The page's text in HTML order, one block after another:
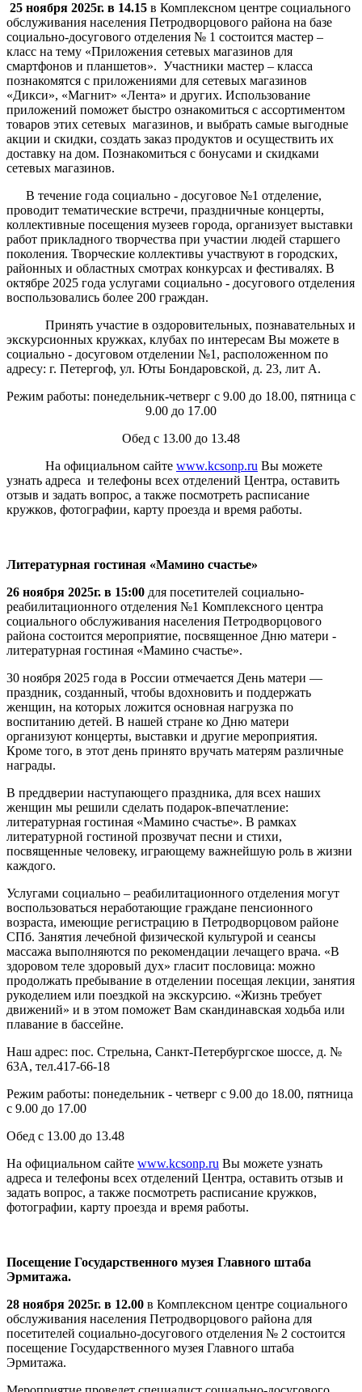
25 ноября 2025г. в 14.15 в Комплексном центре социального
обслуживания населения Петродворцового района на базе
социально-досугового отделения № 1 состоится мастер –
класс на тему «Приложения сетевых магазинов для
смартфонов и планшетов». Участники мастер – класса
познакомятся с приложениями для сетевых магазинов
«Дикси», «Магнит» «Лента» и других. Использование
приложений поможет быстро ознакомиться с ассортиментом
товаров этих сетевых магазинов, и выбрать самые выгодные
акции и скидки, создать заказ продуктов и осуществить их
доставку на дом. Познакомиться с бонусами и скидками
сетевых магазинов.
В течение года социально - досуговое №1 отделение,
проводит тематические встречи, праздничные концерты,
коллективные посещения музеев города, организует выставки
работ прикладного творчества при участии людей старшего
поколения. Творческие коллективы участвуют в городских,
районных и областных смотрах конкурсах и фестивалях. В
октябре 2025 года услугами социально - досугового отделения
воспользовались более 200 граждан.
Принять участие в оздоровительных, познавательных и
экскурсионных кружках, клубах по интересам Вы можете в
социально - досуговом отделении №1, расположенном по
адресу: г. Петергоф, ул. Юты Бондаровской, д. 23, лит А.
Режим работы: понедельник-четверг с 9.00 до 18.00, пятница с
9.00 до 17.00
Обед с 13.00 до 13.48
На официальном сайте www.kcsonp.ru Вы можете
узнать адреса и телефоны всех отделений Центра, оставить
отзыв и задать вопрос, а также посмотреть расписание
кружков, фотографии, карту проезда и время работы.
Литературная гостиная «Мамино счастье»
26 ноября 2025г. в 15:00 для посетителей социально-
реабилитационного отделения №1 Комплексного центра
социального обслуживания населения Петродворцового
района состоится мероприятие, посвященное Дню матери -
литературная гостиная «Мамино счастье».
30 ноября 2025 года в России отмечается День матери —
праздник, созданный, чтобы вдохновить и поддержать
женщин, на которых ложится основная нагрузка по
воспитанию детей. В нашей стране ко Дню матери
организуют концерты, выставки и другие мероприятия.
Кроме того, в этот день принято вручать матерям различные
награды.
В преддверии наступающего праздника, для всех наших
женщин мы решили сделать подарок-впечатление:
литературная гостиная «Мамино счастье». В рамках
литературной гостиной прозвучат песни и стихи,
посвященные человеку, играющему важнейшую роль в жизни
каждого.
Услугами социально – реабилитационного отделения могут
воспользоваться неработающие граждане пенсионного
возраста, имеющие регистрацию в Петродворцовом районе
СПб. Занятия лечебной физической культурой и сеансы
массажа выполняются по рекомендации лечащего врача. «В
здоровом теле здоровый дух» гласит пословица: можно
продолжать пребывание в отделении посещая лекции, занятия
рукоделием или поездкой на экскурсию. «Жизнь требует
движений» и в этом поможет Вам скандинавская ходьба или
плавание в бассейне.
Наш адрес: пос. Стрельна, Санкт-Петербургское шоссе, д. №
63А, тел.417-66-18
Режим работы: понедельник - четверг с 9.00 до 18.00, пятница
с 9.00 до 17.00
Обед с 13.00 до 13.48
На официальном сайте www.kcsonp.ru Вы можете узнать
адреса и телефоны всех отделений Центра, оставить отзыв и
задать вопрос, а также посмотреть расписание кружков,
фотографии, карту проезда и время работы.
Посещение Государственного музея Главного штаба
Эрмитажа.
28 ноября 2025г. в 12.00 в Комплексном центре социального
обслуживания населения Петродворцового района для
посетителей социально-досугового отделения № 2 состоится
посещение Государственного музея Главного штаба
Эрмитажа.